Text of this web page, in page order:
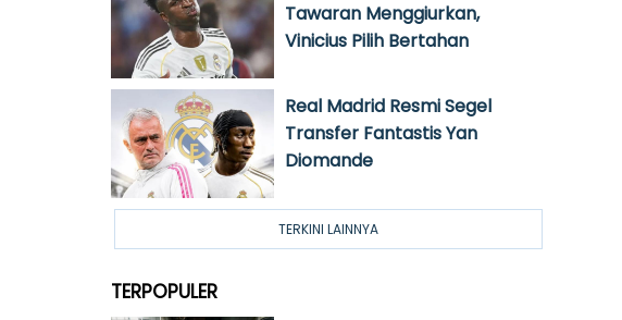
Tawaran Menggiurkan,
Vinicius Pilih Bertahan
Real Madrid Resmi Segel
Transfer Fantastis Yan
Diomande
TERKINI LAINNYA
TERPOPULER